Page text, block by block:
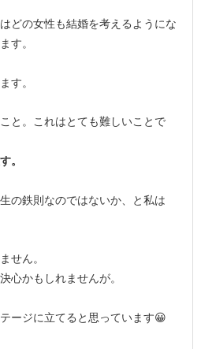
どの女性も結婚を考えるようにな
す。
す。
と。これはとても難しいことで
。
の鉄則なのではないか、と私は
せん。
心かもしれませんが。
ージに立てると思っています😀